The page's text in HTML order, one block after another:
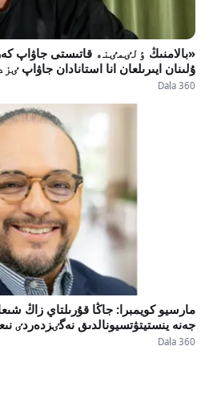
ۇلىنان ايىرىلعان انا استانادان جاۋاپ
Dala 360
مارسيو كويمبرا: جاڭا قۇرىلتاي زاڭ
جەنە ينستيتۋتسيونالدىق نەگٸزدەردٸ
Dala 360